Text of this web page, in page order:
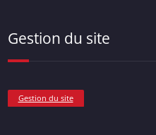
Gestion du site
Gestion du site